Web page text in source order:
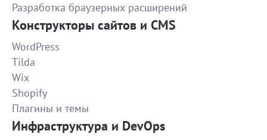
1300
Презентация о потребностях молодежи
Задание выполнено отлично, уже сбился какой раз
сотрудничаем с вами, как всегда премного
благодарен вам)
Сбор базы магазинов интерьера
контактов собрано меньше, чем изначально
Разработка браузерных расширений
Конструкторы сайтов и CMS
WordPress
Tilda
Wix
Shopify
Плагины и темы
Инфраструктура и DevOps